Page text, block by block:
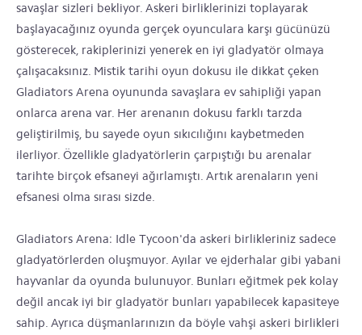
savaşlar sizleri bekliyor. Askeri birliklerinizi toplayarak
başlayacağınız oyunda gerçek oyunculara karşı gücünüzü
gösterecek, rakiplerinizi yenerek en iyi gladyatör olmaya
çalışacaksınız. Mistik tarihi oyun dokusu ile dikkat çeken
Gladiators Arena oyununda savaşlara ev sahipliği yapan
onlarca arena var. Her arenanın dokusu farklı tarzda
geliştirilmiş, bu sayede oyun sıkıcılığını kaybetmeden
ilerliyor. Özellikle gladyatörlerin çarpıştığı bu arenalar
tarihte birçok efsaneyi ağırlamıştı. Artık arenaların yeni
efsanesi olma sırası sizde.
Gladiators Arena: Idle Tycoon'da askeri birlikleriniz sadece
gladyatörlerden oluşmuyor. Ayılar ve ejderhalar gibi yabani
hayvanlar da oyunda bulunuyor. Bunları eğitmek pek kolay
değil ancak iyi bir gladyatör bunları yapabilecek kapasiteye
sahip. Ayrıca düşmanlarınızın da böyle vahşi askeri birlikleri